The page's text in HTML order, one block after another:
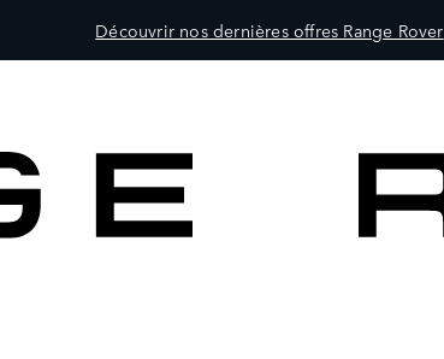
Découvrir nos dernières offres Range Rover